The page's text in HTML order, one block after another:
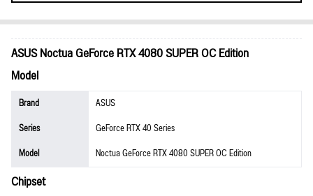
ASUS Noctua GeForce RTX 4080 SUPER OC Edition
Model
Brand
ASUS
Series
GeForce RTX 40 Series
Model
Noctua GeForce RTX 4080 SUPER OC Edition
Chipset